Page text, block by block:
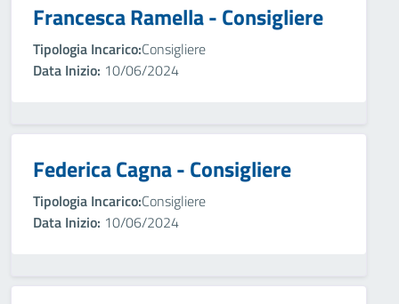
Francesca Ramella - Consigliere
Tipologia Incarico:Consigliere
Data Inizio: 10/06/2024
Federica Cagna - Consigliere
Tipologia Incarico:Consigliere
Data Inizio: 10/06/2024